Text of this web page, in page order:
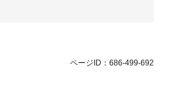
ページID：686-499-692